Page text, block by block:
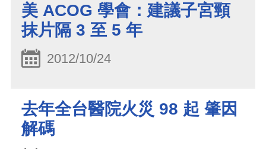
美 ACOG 學會：建議子宮頸
抹片隔 3 至 5 年
2012/10/24
去年全台醫院火災 98 起 肇因
解碼